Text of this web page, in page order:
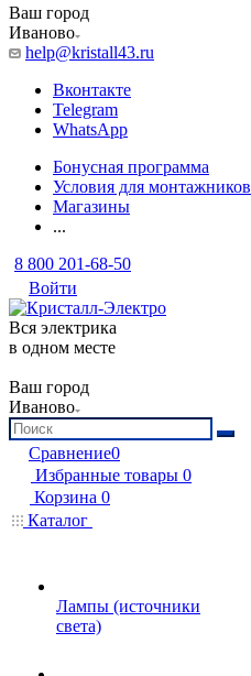
Ваш город
Иваново
help@kristall43.ru
Вконтакте
Telegram
WhatsApp
Бонусная программа
Условия для монтажников
Магазины
...
8 800 201-68-50
Войти
Вся электрика
в одном месте
Ваш город
Иваново
Сравнение0
Избранные товары 0
Корзина 0
Каталог
Лампы (источники
света)